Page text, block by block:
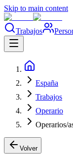
Skip to main content
Trabajos
España
Trabajos
Operario
Operarios/
Volver